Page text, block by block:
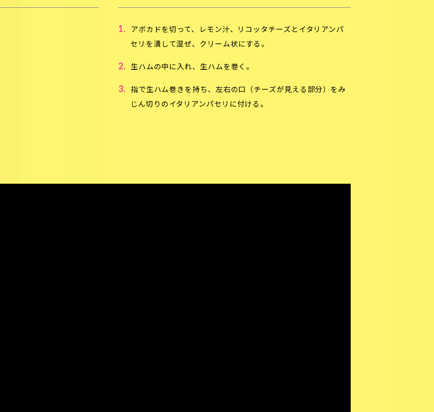
1.
アボカドを切って、レモン汁、リコッタチーズとイタリアンパ
セリを潰して混ぜ、クリーム状にする。
2. 生ハムの中に入れ、生ハムを巻く。
3.
指で生ハム巻きを持ち、左右の口（チーズが見える部分）をみ
じん切りのイタリアンパセリに付ける。